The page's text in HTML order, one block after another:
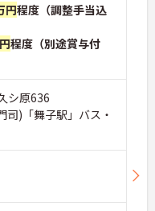
円程度（調整手当込
程度（別途賞与付
シ原636
司)「舞子駅」バス・